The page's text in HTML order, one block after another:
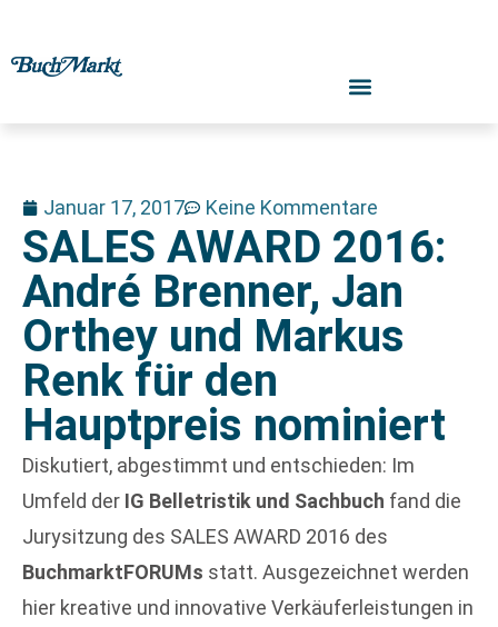
Januar 17, 2017 Keine Kommentare
SALES AWARD 2016:
André Brenner, Jan
Orthey und Markus
Renk für den
Hauptpreis nominiert
Diskutiert, abgestimmt und entschieden: Im
Umfeld der IG Belletristik und Sachbuch fand die
Jurysitzung des SALES AWARD 2016 des
BuchmarktFORUMs statt. Ausgezeichnet werden
hier kreative und innovative Verkäuferleistungen in